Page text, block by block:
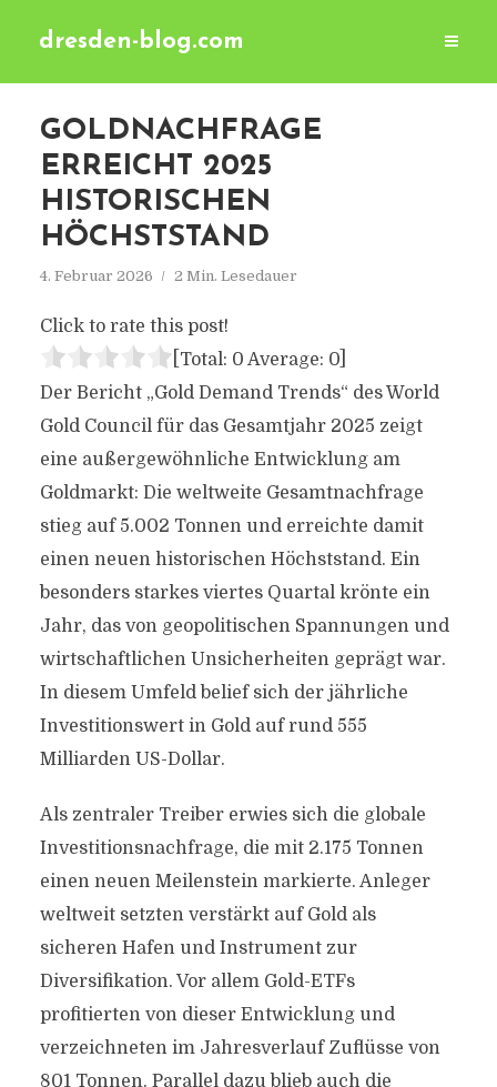
dresden-blog.com
GOLDNACHFRAGE
ERREICHT 2025
HISTORISCHEN
HÖCHSTSTAND
4. Februar 2026 2 Min. Lesedauer
Click to rate this post!
[Total: 0 Average: 0]
Der Bericht „Gold Demand Trends“ des World
Gold Council für das Gesamtjahr 2025 zeigt
eine außergewöhnliche Entwicklung am
Goldmarkt: Die weltweite Gesamtnachfrage
stieg auf 5.002 Tonnen und erreichte damit
einen neuen historischen Höchststand. Ein
besonders starkes viertes Quartal krönte ein
Jahr, das von geopolitischen Spannungen und
wirtschaftlichen Unsicherheiten geprägt war.
In diesem Umfeld belief sich der jährliche
Investitionswert in Gold auf rund 555
Milliarden US-Dollar.
Als zentraler Treiber erwies sich die globale
Investitionsnachfrage, die mit 2.175 Tonnen
einen neuen Meilenstein markierte. Anleger
weltweit setzten verstärkt auf Gold als
sicheren Hafen und Instrument zur
Diversifikation. Vor allem Gold-ETFs
profitierten von dieser Entwicklung und
verzeichneten im Jahresverlauf Zuflüsse von
801 Tonnen. Parallel dazu blieb auch die